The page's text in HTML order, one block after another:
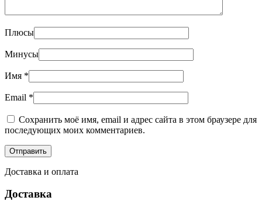
Плюсы
Минусы
Имя *
Email *
Сохранить моё имя, email и адрес сайта в этом браузере для
последующих моих комментариев.
Доставка и оплата
Доставка